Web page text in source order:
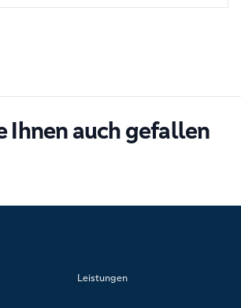
Ihnen auch gefallen
Leistungen